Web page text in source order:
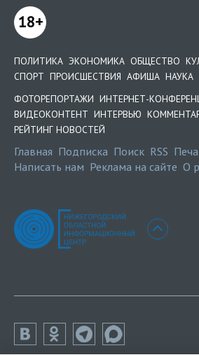
18+
ПОЛИТИКА ЭКОНОМИКА ОБЩЕСТВО
СПОРТ ПРОИСШЕСТВИЯ АФИША НАУКА
ФОТОРЕПОРТАЖИ ИНТЕРНЕТ-
ВИДЕОКОНТЕНТ ИНТЕРВЬЮ
РЕЙТИНГ НОВОСТЕЙ
Главная Подписка Поиск RSS
Написать нам Реклама на сайте О